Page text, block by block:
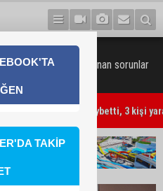
ihracatında yaşanan sorunlar
Obalı hayatını kaybetti, 3 kişi
TAKİP